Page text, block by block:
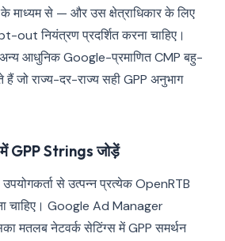
माध्यम से — और उस क्षेत्राधिकार के लिए
out नियंत्रण प्रदर्शित करना चाहिए।
आधुनिक Google-प्रमाणित CMP बहु-
हैं जो राज्य-दर-राज्य सही GPP अनुभाग
GPP Strings जोड़ें
से उत्पन्न प्रत्येक OpenRTB
चाहिए। Google Ad Manager
मतलब नेटवर्क सेटिंग्स में GPP समर्थन